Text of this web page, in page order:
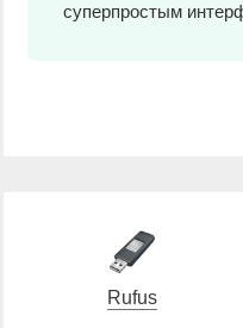
суперпростым
Rufus